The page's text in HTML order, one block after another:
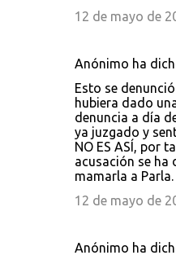
12 de mayo de
Anónimo ha
Esto se
hubiera dado
denuncia a día
ya juzgado y
NO ES ASÍ, por
acusación se ha
mamarla a Parla.
12 de mayo de
Anónimo ha